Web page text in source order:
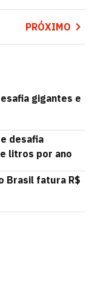
PRÓXIMO
gigantes e
desafia
litros por ano
Brasil fatura R$